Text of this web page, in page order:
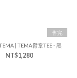
售完
| TEMA臂章TEE - 黑
NT$1,280